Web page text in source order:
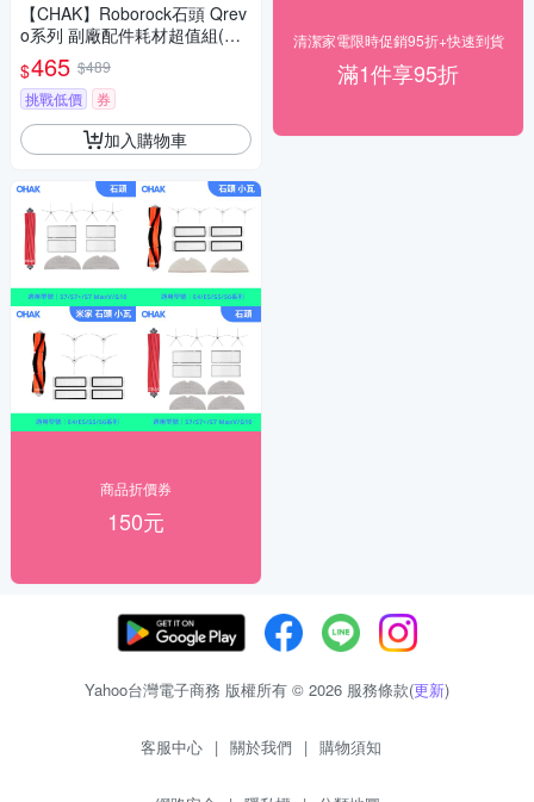
【CHAK】Roborock石頭 Qrev
o系列 副廠配件耗材超值組(拖
布6入組)
$465 $489
挑戰低價
券
加入購物車
商品折價券
150元
清潔家電限時促銷95折+快速到貨
滿1件享95折
Yahoo台灣電子商務 版權所有 © 2026 服務條款(更新)
客服中心 | 關於我們 | 購物須知